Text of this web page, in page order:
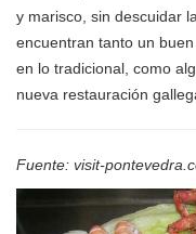
y marisco, sin descuidar
encuentran tanto un
en lo tradicional, como
nueva restauración
Fuente: visit-
Anterior